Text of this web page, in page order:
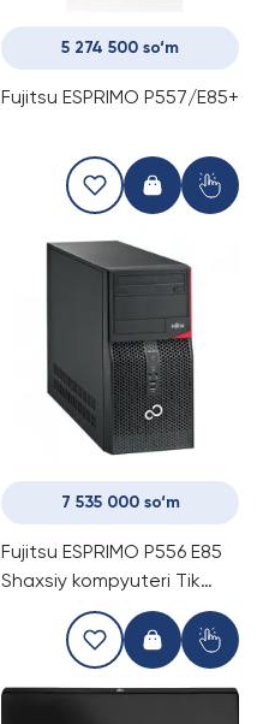
5 274 500 so‘m
Fujitsu ESPRIMO P557/E85+
7 535 000 so‘m
Fujitsu ESPRIMO P556 E85
Shaxsiy kompyuteri Tik